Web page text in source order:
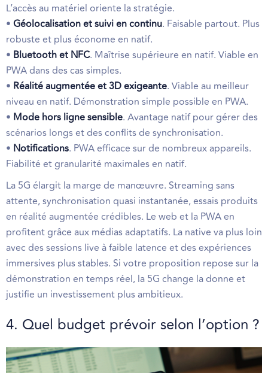
L’accès au matériel oriente la stratégie.
• Géolocalisation et suivi en continu. Faisable partout. Plus
robuste et plus économe en natif.
• Bluetooth et NFC. Maîtrise supérieure en natif. Viable en
PWA dans des cas simples.
• Réalité augmentée et 3D exigeante. Viable au meilleur
niveau en natif. Démonstration simple possible en PWA.
• Mode hors ligne sensible. Avantage natif pour gérer des
scénarios longs et des conflits de synchronisation.
• Notifications. PWA efficace sur de nombreux appareils.
Fiabilité et granularité maximales en natif.
La 5G élargit la marge de manœuvre. Streaming sans
attente, synchronisation quasi instantanée, essais produits
en réalité augmentée crédibles. Le web et la PWA en
profitent grâce aux médias adaptatifs. La native va plus loin
avec des sessions live à faible latence et des expériences
immersives plus stables. Si votre proposition repose sur la
démonstration en temps réel, la 5G change la donne et
justifie un investissement plus ambitieux.
4. Quel budget prévoir selon l’option ?